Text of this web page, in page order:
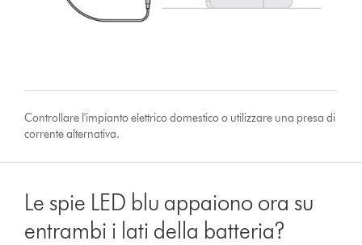
Controllare l'impianto elettrico domestico o utilizzare una presa di
corrente alternativa.
Le spie LED blu appaiono ora su
entrambi i lati della batteria?